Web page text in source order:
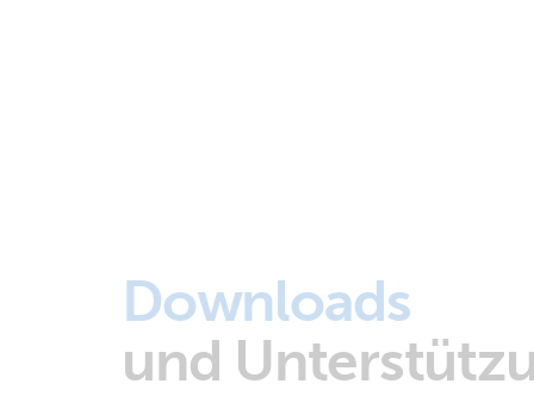
Downloads
und